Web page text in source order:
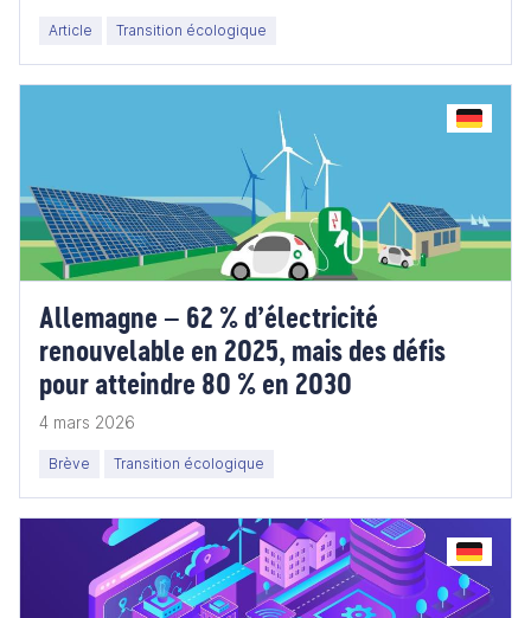
Article Transition écologique
Allemagne – 62 % d’électricité
renouvelable en 2025, mais des défis
pour atteindre 80 % en 2030
4 mars 2026
Brève Transition écologique